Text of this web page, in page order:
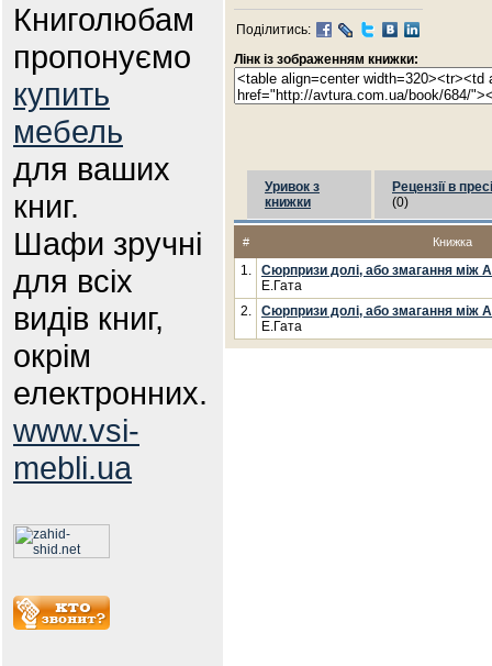
Книголюбам
пропонуємо
купить
мебель
для ваших
книг.
Шафи зручні
для всіх
видів книг,
окрім
електронних.
www.vsi-
mebli.ua
Поділитись:
Лінк із зображенням книжки:
Уривок з
книжки
Рецензії в пресі
(0)
# Книжка
1.
Сюрпризи долі, або змагання між
Е.Гата
2.
Сюрпризи долі, або змагання між
Е.Гата